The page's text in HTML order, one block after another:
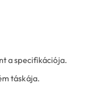
a specifikációja.
táskája.